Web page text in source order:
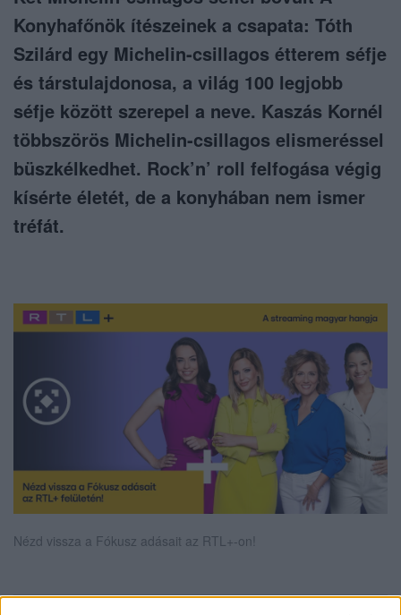
Konyhafőnök ítészeinek a csapata: Tóth
Szilárd egy Michelin-csillagos étterem séfje
és társtulajdonosa, a világ 100 legjobb
séfje között szerepel a neve. Kaszás Kornél
többszörös Michelin-csillagos elismeréssel
büszkélkedhet. Rock’n’ roll felfogása végig
kísérte életét, de a konyhában nem ismer
tréfát.
Nézd vissza a Fókusz adásait az RTL+-on!